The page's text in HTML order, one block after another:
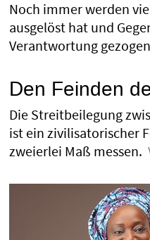
Noch immer werden
ausgelöst hat und
Verantwortung
Den Feinden
Die Streitbeilegung
ist ein zivilisatorischer
zweierlei Maß messen.